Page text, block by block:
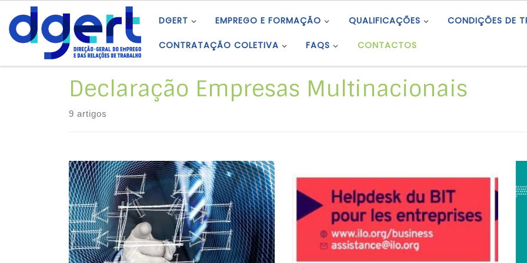
Skip to content DGERT EMPREGO E FORMAÇÃO QUALIFICAÇÕES CONDIÇÕES DE
CONTRATAÇÃO COLETIVA FAQS CONTACTOS
Declaração Empresas Multinacionais
9 artigos
Workshop tripartido sobre a Declaração
Tripartida de Princípios sobre as Empresas
Multinacionais e a Política Social
Helpdesk da OIT: Assistência às empresas
sobre as Normas Internacionais do Trabalho
(NIT)